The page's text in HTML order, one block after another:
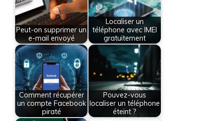
Peut-on supprimer un
e-mail envoyé
Localiser un
téléphone avec IMEI
gratuitement
Comment récupérer
un compte Facebook
piraté
Pouvez-vous
localiser un téléphone
éteint ?